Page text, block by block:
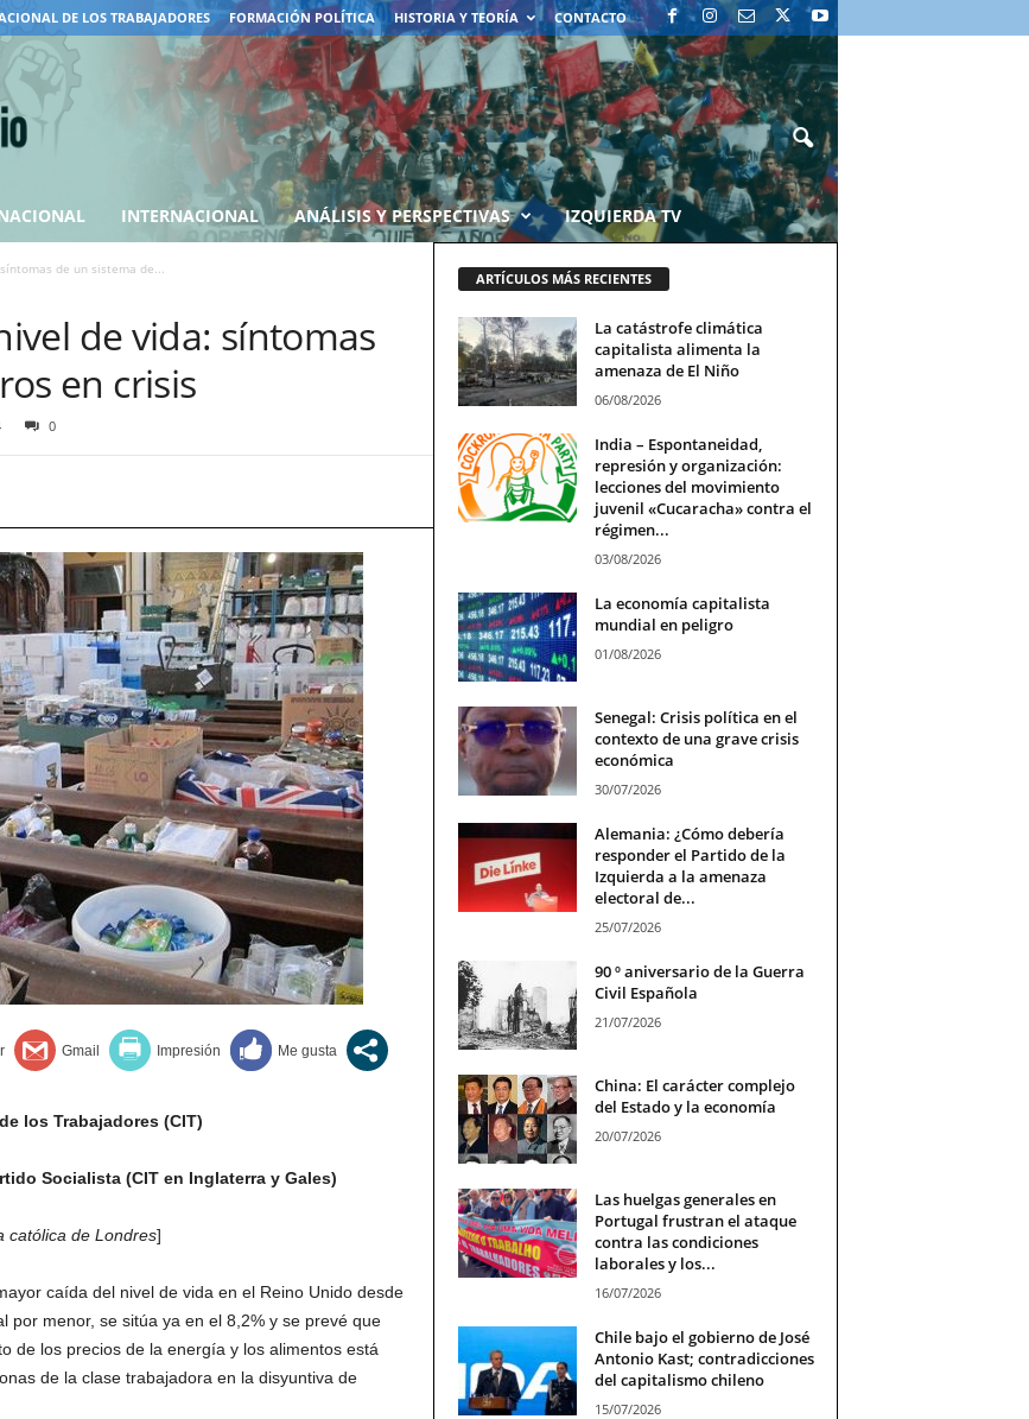
DE LOS TRABAJADORES FORMACIÓN POLÍTICA HISTORIA Y TEORÍA CONTACTO
INTERNACIONAL ANÁLISIS Y PERSPECTIVAS IZQUIERDA TV
de un sistema de...
de vida: síntomas
en crisis
0
los Trabajadores (CIT)
Socialista (CIT en Inglaterra y Gales)
católica de Londres]
caída del nivel de vida en el Reino Unido desde
por menor, se sitúa ya en el 8,2% y se prevé que
de los precios de la energía y los alimentos está
de la clase trabajadora en la disyuntiva de
ARTÍCULOS MÁS RECIENTES
La catástrofe climática
capitalista alimenta la
amenaza de El Niño
06/08/2026
India – Espontaneidad,
represión y organización:
lecciones del movimiento
juvenil «Cucaracha» contra el
régimen...
03/08/2026
La economía capitalista
mundial en peligro
01/08/2026
Senegal: Crisis política en el
contexto de una grave crisis
económica
30/07/2026
Alemania: ¿Cómo debería
responder el Partido de la
Izquierda a la amenaza
electoral de...
25/07/2026
90 º aniversario de la Guerra
Civil Española
21/07/2026
China: El carácter complejo
del Estado y la economía
20/07/2026
Las huelgas generales en
Portugal frustran el ataque
contra las condiciones
laborales y los...
16/07/2026
Chile bajo el gobierno de José
Antonio Kast; contradicciones
del capitalismo chileno
15/07/2026